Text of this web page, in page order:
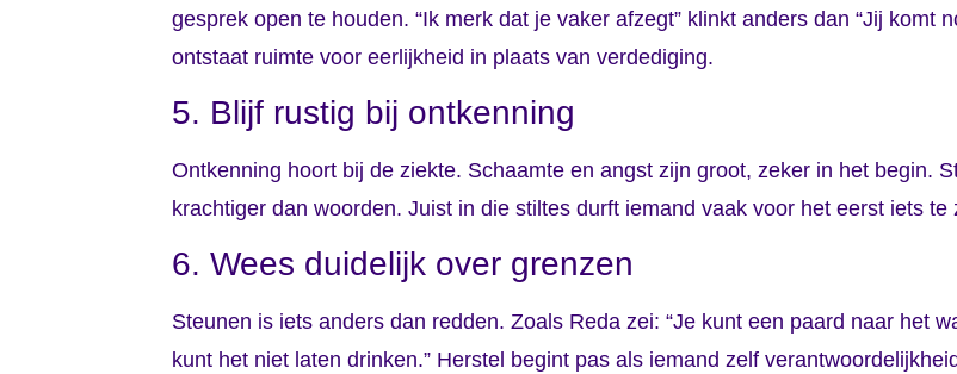
gesprek open te houden. “Ik merk dat je vaker afzegt” klinkt anders dan “Jij komt
ontstaat ruimte voor eerlijkheid in plaats van verdediging.
5. Blijf rustig bij ontkenning
Ontkenning hoort bij de ziekte. Schaamte en angst zijn groot, zeker in het begin.
krachtiger dan woorden. Juist in die stiltes durft iemand vaak voor het eerst iets te
6. Wees duidelijk over grenzen
Steunen is iets anders dan redden. Zoals Reda zei: “Je kunt een paard naar het
kunt het niet laten drinken.” Herstel begint pas als iemand zelf